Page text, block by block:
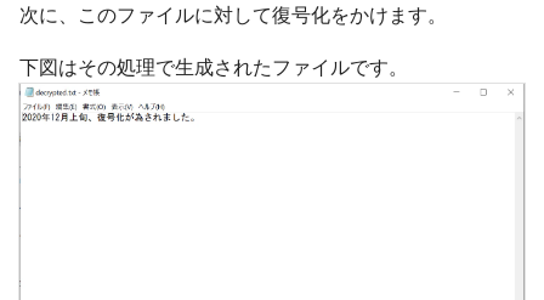
次に、このファイルに対して復号化をかけます。
下図はその処理で生成されたファイルです。